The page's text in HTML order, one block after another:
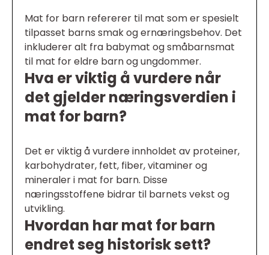
Mat for barn refererer til mat som er spesielt
tilpasset barns smak og ernæringsbehov. Det
inkluderer alt fra babymat og småbarnsmat
til mat for eldre barn og ungdommer.
Hva er viktig å vurdere når
det gjelder næringsverdien i
mat for barn?
Det er viktig å vurdere innholdet av proteiner,
karbohydrater, fett, fiber, vitaminer og
mineraler i mat for barn. Disse
næringsstoffene bidrar til barnets vekst og
utvikling.
Hvordan har mat for barn
endret seg historisk sett?